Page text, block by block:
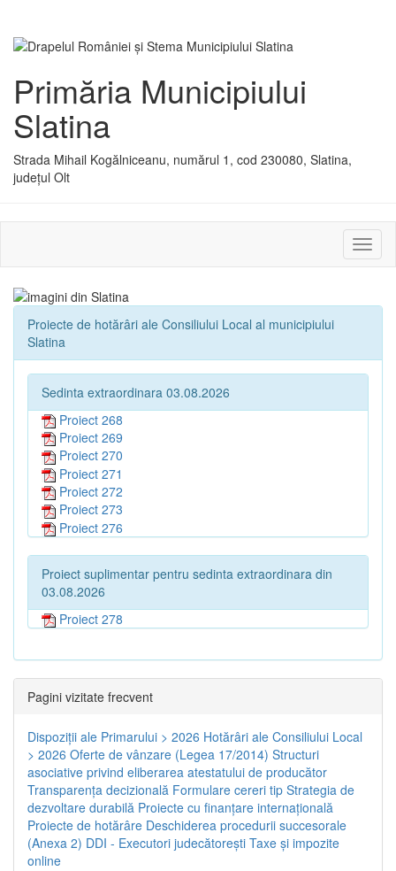
Primăria Municipiului
Slatina
Strada Mihail Kogălniceanu, numărul 1, cod 230080, Slatina,
județul Olt
sau
Proiecte de hotărâri ale Consiliului Local al municipiului
Slatina
Sedinta extraordinara 03.08.2026
Proiect 268
Proiect 269
Proiect 270
Proiect 271
Proiect 272
Proiect 273
Proiect 276
Proiect suplimentar pentru sedinta extraordinara din
03.08.2026
Proiect 278
Pagini vizitate frecvent
Dispoziţii ale Primarului > 2026 Hotărâri ale Consiliului Local
> 2026 Oferte de vânzare (Legea 17/2014) Structuri
asociative privind eliberarea atestatului de producător
Transparenţa decizională Formulare cereri tip Strategia de
dezvoltare durabilă Proiecte cu finanţare internaţională
Proiecte de hotărâre Deschiderea procedurii succesorale
(Anexa 2) DDI - Executori judecătorești Taxe şi impozite
online